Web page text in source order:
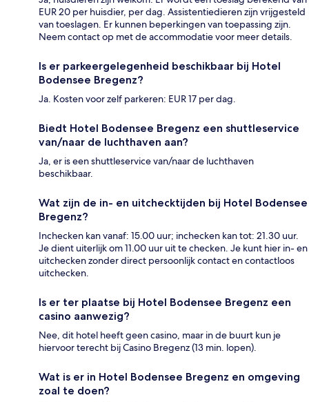
EUR 20 per huisdier, per dag. Assistentiedieren zijn vrijgesteld
van toeslagen. Er kunnen beperkingen van toepassing zijn.
Neem contact op met de accommodatie voor meer details.
Is er parkeergelegenheid beschikbaar bij Hotel
Bodensee Bregenz?
Ja. Kosten voor zelf parkeren: EUR 17 per dag.
Biedt Hotel Bodensee Bregenz een shuttleservice
van/naar de luchthaven aan?
Ja, er is een shuttleservice van/naar de luchthaven
beschikbaar.
Wat zijn de in- en uitchecktijden bij Hotel Bodensee
Bregenz?
Inchecken kan vanaf: 15.00 uur; inchecken kan tot: 21.30 uur.
Je dient uiterlijk om 11.00 uur uit te checken. Je kunt hier in- en
uitchecken zonder direct persoonlijk contact en contactloos
uitchecken.
Is er ter plaatse bij Hotel Bodensee Bregenz een
casino aanwezig?
Nee, dit hotel heeft geen casino, maar in de buurt kun je
hiervoor terecht bij Casino Bregenz (13 min. lopen).
Wat is er in Hotel Bodensee Bregenz en omgeving
zoal te doen?